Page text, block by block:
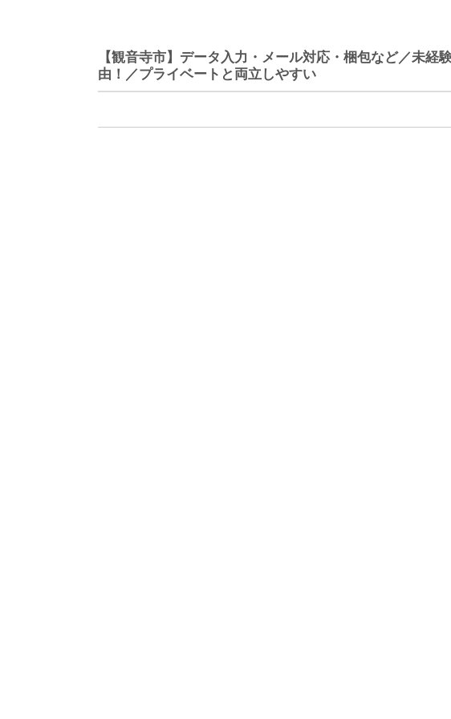
【観音寺市】データ入力・メール対応・梱包など／未
由！／プライベートと両立しやすい